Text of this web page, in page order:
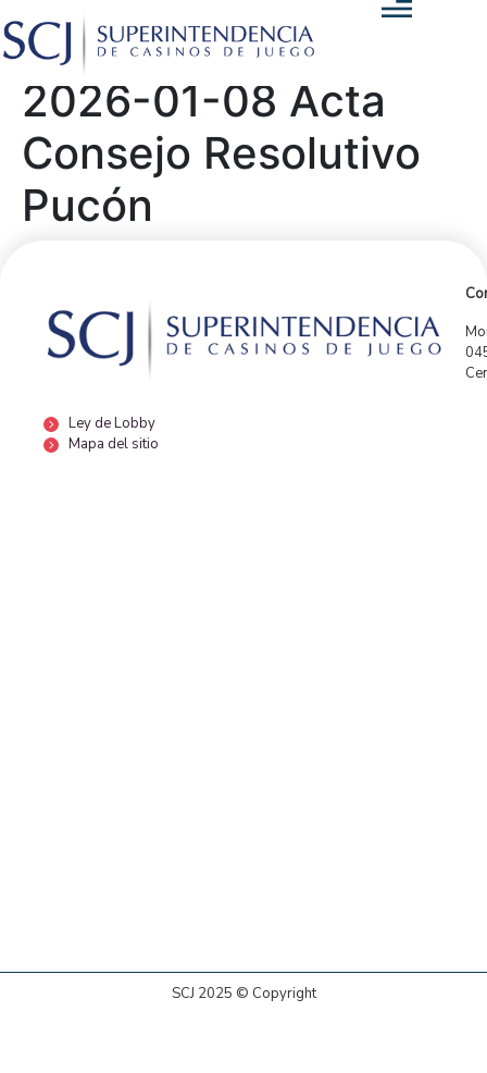
2026-01-08 Acta
Consejo Resolutivo
Pucón
Ley de Lobby
Mapa del sitio
SCJ 2025 © Copyright